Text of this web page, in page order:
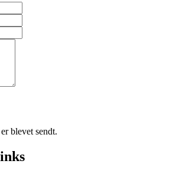
blevet sendt.